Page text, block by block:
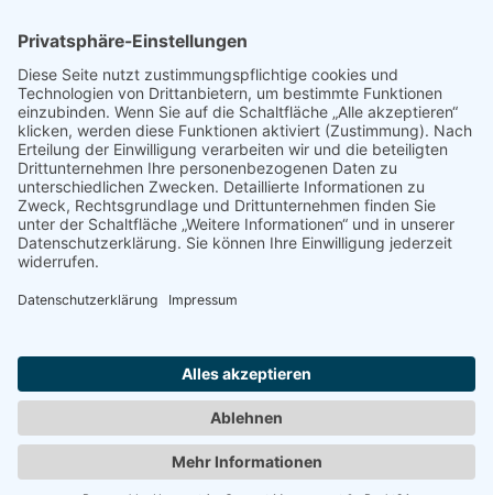
Urlaub zum Bestpreis
Früheste Anreise:
Reise finden »
Datenschutz|Ihre Werbung|Webseitenübersicht